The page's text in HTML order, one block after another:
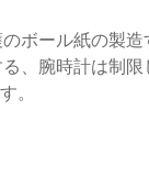
ボール紙の製
、腕時計は制
。